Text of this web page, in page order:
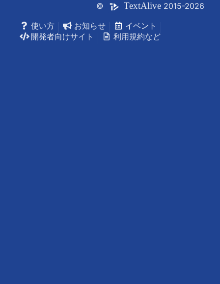
© TextAlive 2015-2026
使い方
お知らせ
イベント
開発者向けサイト
利用規約など